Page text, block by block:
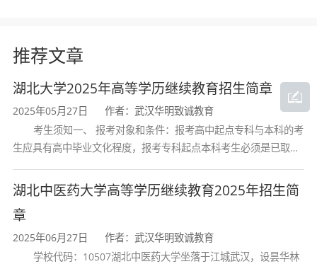
成人高考函授报名中心
湖北省成人高考报名
推荐文章
湖北大学2025年高等学历继续教育招生简章
2025年05月27日
作者：武汉华明致诚教育
考生须知一、 报考对象和条件：报考高中起点专科与本科的考
生应具有高中毕业文化程度，报考专科起点本科考生必须是已取得
构颁发的大学专科毕业证书的人
湖北中医药大学高等学历继续教育2025年招生简
章
2025年06月27日
作者：武汉华明致诚教育
学校代码：10507湖北中医药大学坐落于江城武汉，设昙华林